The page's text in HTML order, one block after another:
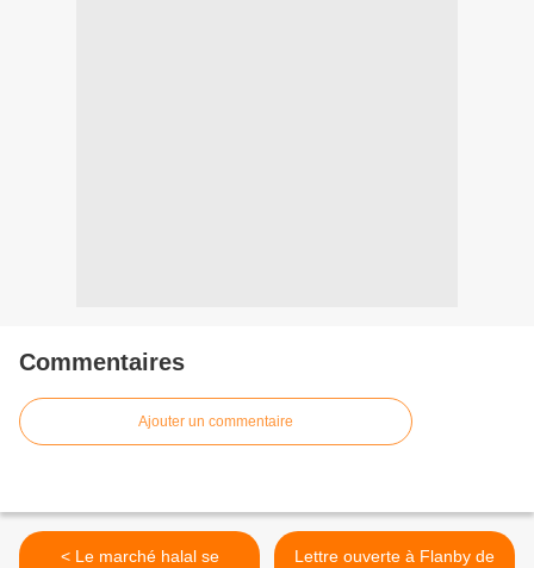
Commentaires
Ajouter un commentaire
< Le marché halal se
Lettre ouverte à Flanby de